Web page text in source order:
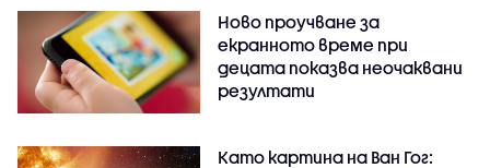
Ново проучване за
екранното време при
децата показва неочаквани
резултати
Като картина на Ван Гог: